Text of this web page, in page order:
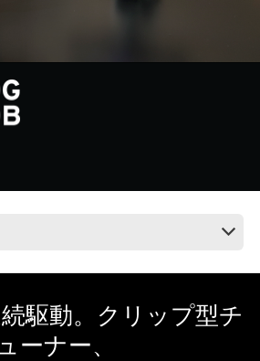
駆動。クリップ型チ
ーナー、